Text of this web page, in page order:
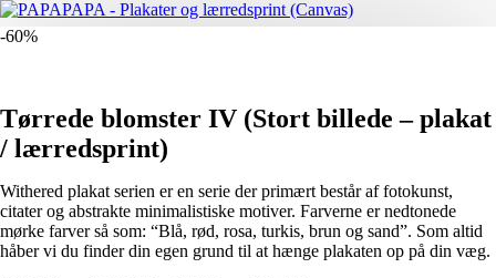
-60%
Tørrede blomster IV (Stort billede – plakat
/ lærredsprint)
Withered plakat serien er en serie der primært består af fotokunst,
citater og abstrakte minimalistiske motiver. Farverne er nedtonede
mørke farver så som: “Blå, rød, rosa, turkis, brun og sand”. Som altid
håber vi du finder din egen grund til at hænge plakaten op på din væg.